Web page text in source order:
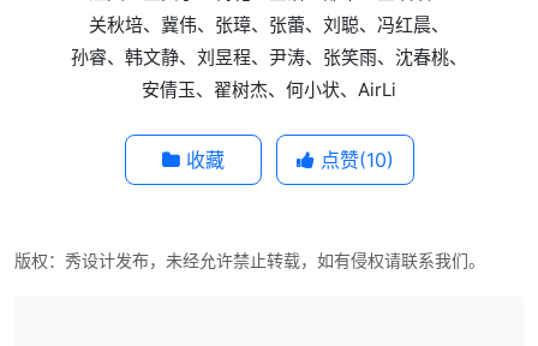
关秋培、冀伟、张璋、张蕾、刘聪、冯红晨、
孙睿、韩文静、刘昱程、尹涛、张笑雨、沈春桃、
安倩玉、翟树杰、何小状、AirLi
收藏 点赞(10)
版权：秀设计发布，未经允许禁止转载，如有侵权请联系我们。